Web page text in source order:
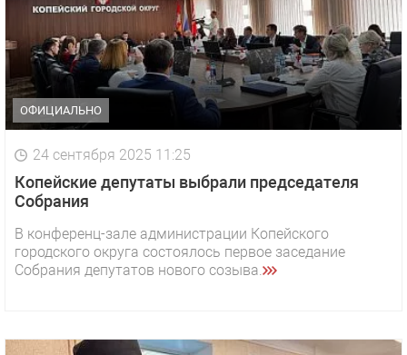
ОФИЦИАЛЬНО
24 сентября 2025 11:25
Копейские депутаты выбрали председателя
Собрания
В конференц-зале администрации Копейского
городского округа состоялось первое заседание
Собрания депутатов нового созыва.